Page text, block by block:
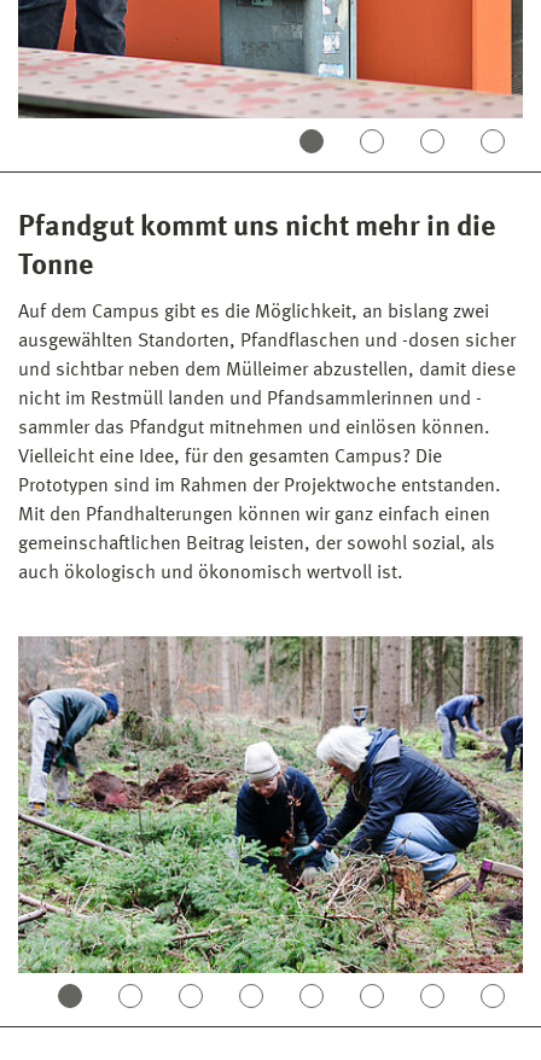
Pfandgut kommt uns nicht mehr in die
Tonne
Auf dem Campus gibt es die Möglichkeit, an bislang zwei
ausgewählten Standorten, Pfandflaschen und -dosen sicher
und sichtbar neben dem Mülleimer abzustellen, damit diese
nicht im Restmüll landen und Pfandsammlerinnen und -
sammler das Pfandgut mitnehmen und einlösen können.
Vielleicht eine Idee, für den gesamten Campus? Die
Prototypen sind im Rahmen der Projektwoche entstanden.
Mit den Pfandhalterungen können wir ganz einfach einen
gemeinschaftlichen Beitrag leisten, der sowohl sozial, als
auch ökologisch und ökonomisch wertvoll ist.